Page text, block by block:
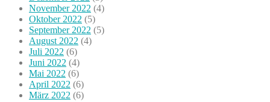
November 2022 (4)
Oktober 2022 (5)
September 2022 (5)
August 2022 (4)
Juli 2022 (6)
Juni 2022 (4)
Mai 2022 (6)
April 2022 (6)
März 2022 (6)